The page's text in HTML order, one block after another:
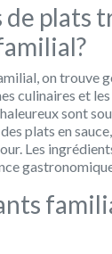
de plats
on trouve
culinaires et
sont
plats en
Les